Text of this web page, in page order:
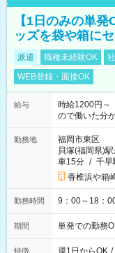
【1日のみの単
ッズを袋や箱に
派遣 職種未経験OK
WEB登録・面接OK
給与
時給1200円～
ので働いた分
勤務地
福岡市東区
貝塚(福岡県)
車15分 / 千早
香椎浜や箱
勤務時間 9：00～18：
期間 単発での勤務
特徴 週1日からOK /